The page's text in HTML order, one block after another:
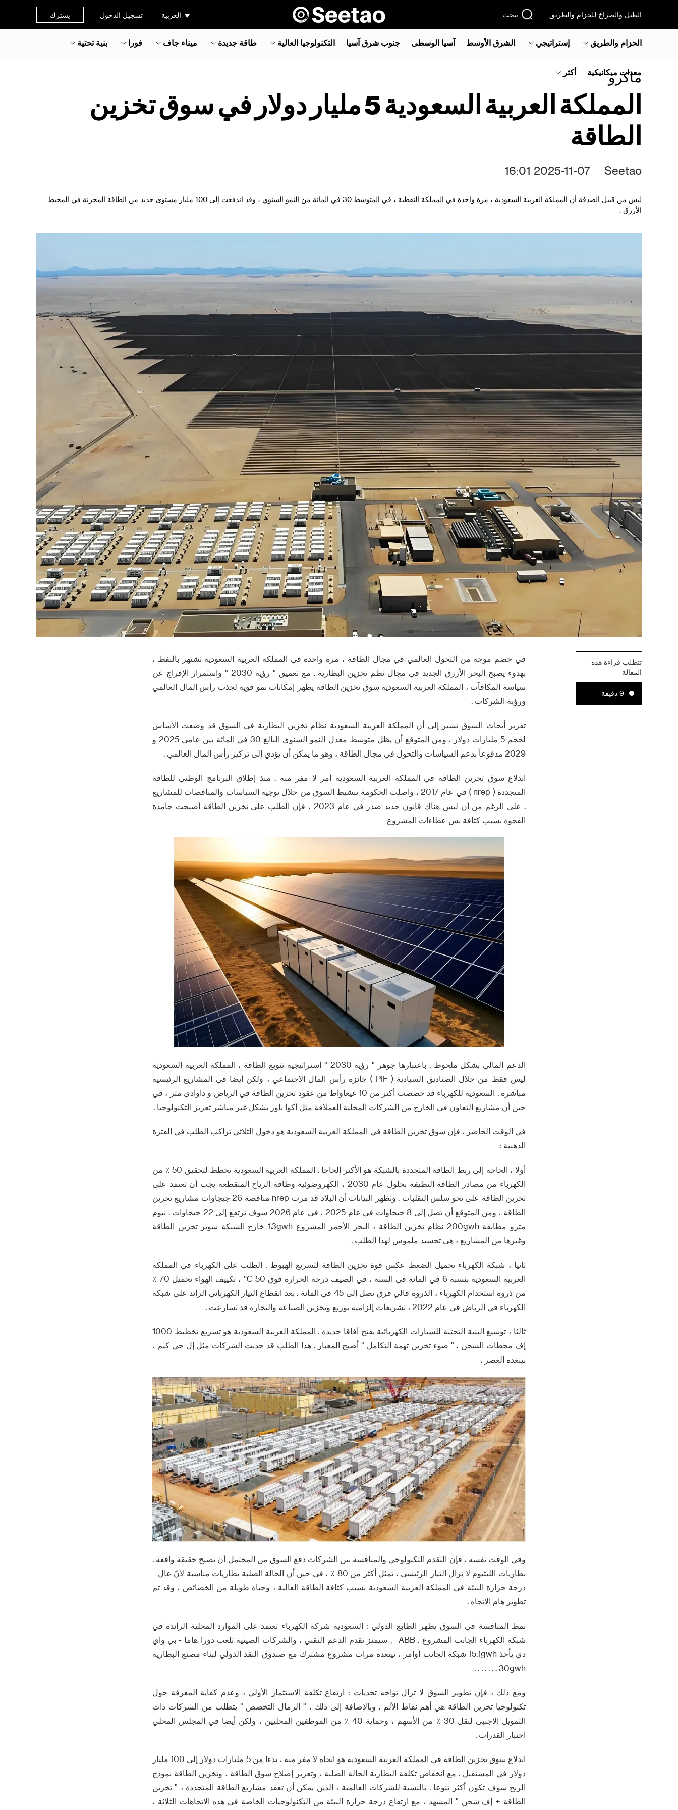
الطبل والصراخ للحزام والطريق يبحث العربية تسجيل الدخول يشترك
الحزام والطريق إستراتيجي الشرق الأوسط‎ آسيا الوسطى جنوب شرق آسيا‎ التكنولوجيا العالية طاقة جديدة ميناء جاف فورا بنية تحتية
معدات ميكانيكية أكثر ماكرو
المملكة العربية السعودية 5 مليار دولار في سوق تخزين
الطاقة
Seetao
2025-11-07 16:01
ليس من قبيل الصدفة أن المملكة العربية السعودية ، مرة واحدة في المملكة النفطية ، في المتوسط 30 في المائة من النمو السنوي ، وقد اندفعت إلى 100 مليار مستوى جديد من الطاقة المخزنة في المحيط
الأزرق .
تتطلب قراءة هذه
المقالة
9 دقيقة
في خضم موجة من التحول العالمي في مجال الطاقة ، مرة واحدة في المملكة العربية السعودية تشتهر بالنفط ،
بهدوء يصبح البحر الأزرق الجديد في مجال نظم تخزين البطارية . مع تعميق " رؤية 2030 " واستمرار الإفراج عن
سياسة المكافآت ، المملكة العربية السعودية سوق تخزين الطاقة يظهر إمكانات نمو قوية لجذب رأس المال العالمي
ورؤية الشركات .
تقرير أبحاث السوق تشير إلى أن المملكة العربية السعودية نظام تخزين البطارية في السوق قد وضعت الأساس
لحجم 5 مليارات دولار . ومن المتوقع أن يظل متوسط معدل النمو السنوي البالغ 30 في المائة بين عامي 2025 و
2029 مدفوعاً بدعم السياسات والتحول في مجال الطاقة ، وهو ما يمكن أن يؤدي إلى تركيز رأس المال العالمي .
اندلاع سوق تخزين الطاقة في المملكة العربية السعودية أمر لا مفر منه . منذ إطلاق البرنامج الوطني للطاقة
المتجددة ( nrep ) في عام 2017 ، واصلت الحكومة تنشيط السوق من خلال توجيه السياسات والمناقصات للمشاريع
. على الرغم من أن ليس هناك قانون جديد صدر في عام 2023 ، فإن الطلب على تخزين الطاقة أصبحت جامدة
الفجوة بسبب كثافة بس عطاءات المشروع
الدعم المالي بشكل ملحوظ . باعتبارها جوهر " رؤية 2030 " استراتيجية تنويع الطاقة ، المملكة العربية السعودية
ليس فقط من خلال الصناديق السيادية ( PIF ) جائزة رأس المال الاجتماعي ، ولكن أيضا في المشاريع الرئيسية
مباشرة . السعودية للكهرباء قد خصصت أكثر من 10 غيغاواط من عقود تخزين الطاقة في الرياض و داوادي متر ، في
حين أن مشاريع التعاون في الخارج من الشركات المحلية العملاقة مثل أكوا باور بشكل غير مباشر تعزيز التكنولوجيا .
في الوقت الحاضر ، فإن سوق تخزين الطاقة في المملكة العربية السعودية هو دخول الثلاثي تراكب الطلب في الفترة
الذهبية :
أولا ، الحاجة إلى ربط الطاقة المتجددة بالشبكة هو الأكثر إلحاحا . المملكة العربية السعودية تخطط لتحقيق 50 ٪ من
الكهرباء من مصادر الطاقة النظيفة بحلول عام 2030 ، الكهروضوئية وطاقة الرياح المتقطعة يجب أن تعتمد على
تخزين الطاقة على نحو سلس التقلبات . وتظهر البيانات أن البلاد قد مرت nrep مناقصة 26 جيجاوات مشاريع تخزين
الطاقة ، ومن المتوقع أن تصل إلى 8 جيجاوات في عام 2025 ، في عام 2026 سوف ترتفع إلى 22 جيجاوات . نيوم
مترو مطابقة 200gwh نظام تخزين الطاقة ، البحر الأحمر المشروع 1.3gwh خارج الشبكة سوبر تخزين الطاقة
وغيرها من المشاريع ، هي تجسيد ملموس لهذا الطلب .
ثانيا ، شبكة الكهرباء تحميل الضغط عكس قوة تخزين الطاقة لتسريع الهبوط . الطلب على الكهرباء في المملكة
العربية السعودية بنسبة 6 في المائة في السنة ، في الصيف درجة الحرارة فوق 50 ℃ ، تكييف الهواء تحميل 70 ٪
من ذروة استخدام الكهرباء ، الذروة فالي فرق تصل إلى 45 في المائة . بعد انقطاع التيار الكهربائي الزائد على شبكة
الكهرباء في الرياض في عام 2022 ، تشريعات إلزامية توزيع وتخزين الصناعة والتجارة قد تسارعت .
ثالثا ، توسيع البنية التحتية للسيارات الكهربائية يفتح آفاقا جديدة . المملكة العربية السعودية هو تسريع تخطيط 1000
إف محطات الشحن ، " ضوء تخزين تهمة التكامل " أصبح المعيار . هذا الطلب قد جذبت الشركات مثل إل جي كيم ،
نينغده العصر .
وفي الوقت نفسه ، فإن التقدم التكنولوجي والمنافسة بين الشركات دفع السوق من المحتمل أن تصبح حقيقة واقعة .
بطاريات الليثيوم لا تزال التيار الرئيسي ، تمثل أكثر من 80 ٪ ، في حين أن الحالة الصلبة بطاريات مناسبة لأنّ عال -
درجة حرارة البيئة في المملكة العربية السعودية بسبب كثافة الطاقة العالية ، وحياة طويلة من الخصائص ، وقد تم
تطوير هام الاتجاه .
نمط المنافسة في السوق يظهر الطابع الدولي : السعودية شركة الكهرباء تعتمد على الموارد المحلية الرائدة في
شبكة الكهرباء الجانب المشروع . ABB、 سيمنز تقدم الدعم التقني ، والشركات الصينية تلعب دورا هاما - بي واي
دي يأخذ 15.1gwh شبكة الجانب أوامر ، نينغده مرات مشروع مشترك مع صندوق النقد الدولي لبناء مصنع البطارية
30gwh . . . . . . .
ومع ذلك ، فإن تطوير السوق لا تزال تواجه تحديات : ارتفاع تكلفة الاستثمار الأولي ، وعدم كفاية المعرفة حول
تكنولوجيا تخزين الطاقة هي أهم نقاط الألم . وبالإضافة إلى ذلك ، " الرمال التخصص " يتطلب من الشركات ذات
التمويل الاجنبى لنقل 30 ٪ من الأسهم ، وحماية 40 ٪ من الموظفين المحليين ، ولكن أيضا في المجلس المحلي
اختبار القدرات .
اندلاع سوق تخزين الطاقة في المملكة العربية السعودية هو اتجاه لا مفر منه ، بدءا من 5 مليارات دولار إلى 100 مليار
دولار في المستقبل . مع انخفاض تكلفة البطارية الحالة الصلبة ، وتعزيز إصلاح سوق الطاقة ، وتخزين الطاقة نموذج
الربح سوف تكون أكثر تنوعا . بالنسبة للشركات العالمية ، الذين يمكن أن تعقد مشاريع الطاقة المتجددة ، " تخزين
الطاقة + إف شحن " المشهد ، مع ارتفاع درجة حرارة البيئة من التكنولوجيات الخاصة في هذه الاتجاهات الثلاثة ،